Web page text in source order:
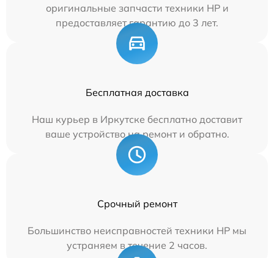
оригинальные запчасти техники HP и
предоставляет гарантию до 3 лет.
Бесплатная доставка
Наш курьер в Иркутске бесплатно доставит
ваше устройство на ремонт и обратно.
Срочный ремонт
Большинство неисправностей техники HP мы
устраняем в течение 2 часов.